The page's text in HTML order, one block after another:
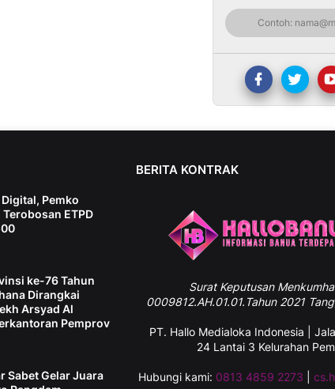
Pemko
ETPD
ke-76 Tahun
Dirangkai
Arsyad Al
Pemprov
Sabet Gelar Juara
BERITA KONTRAK
SuratKeputusan
0009812.AH.01.01.Tahun 2021
PT. Hallo Medialoka Indonesia |
24 Lantai 3 Kelurahan
Hubungi kami: 0813 4859 2273